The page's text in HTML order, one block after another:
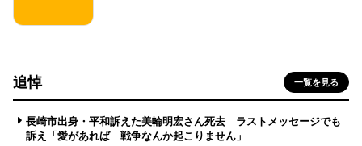
追悼 一覧を見る
長崎市出身・平和訴えた美輪明宏さん死去 ラストメッセージでも
訴え「愛があれば 戦争なんか起こりません」